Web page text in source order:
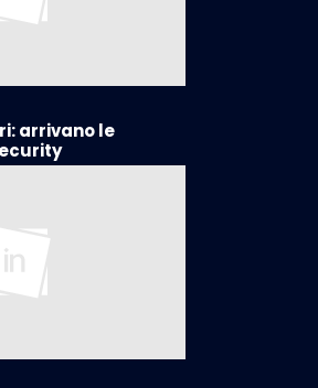
arrivano le